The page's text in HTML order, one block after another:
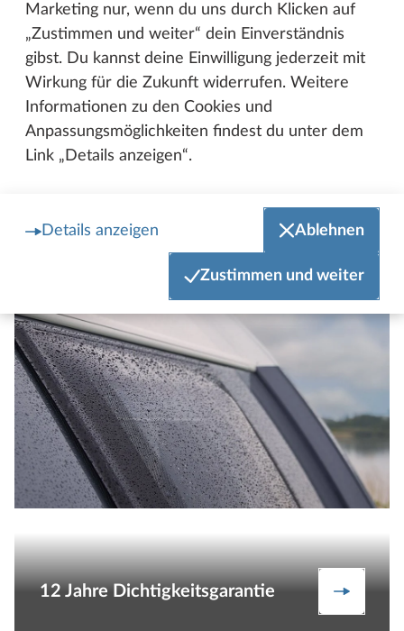
Marketing nur, wenn du uns durch Klicken auf
„Zustimmen und weiter“ dein Einverständnis
gibst. Du kannst deine Einwilligung jederzeit mit
Wirkung für die Zukunft widerrufen. Weitere
Informationen zu den Cookies und
Anpassungsmöglichkeiten findest du unter dem
Link „Details anzeigen“.
Details anzeigen Ablehnen
Zustimmen und weiter
HobbyConnect
12 Jahre Dichtigkeitsgarantie Mehr